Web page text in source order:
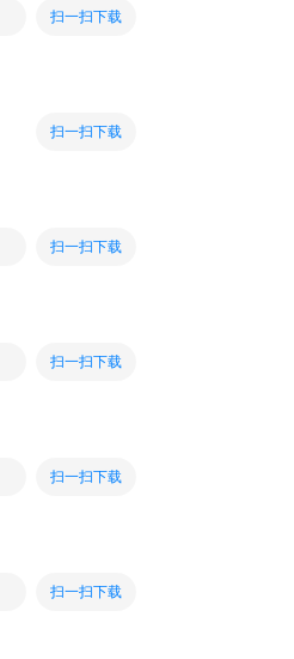
扫一扫下载
扫一扫下载
扫一扫下载
扫一扫下载
扫一扫下载
扫一扫下载